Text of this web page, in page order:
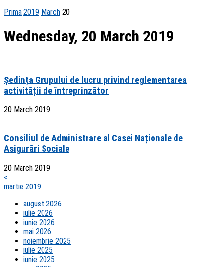
Prima 2019 March 20
Wednesday, 20 March 2019
Ședința Grupului de lucru privind reglementarea
activității de întreprinzător
20 March 2019
Consiliul de Administrare al Casei Naționale de
Asigurări Sociale
20 March 2019
<
martie 2019
august 2026
iulie 2026
iunie 2026
mai 2026
noiembrie 2025
iulie 2025
iunie 2025